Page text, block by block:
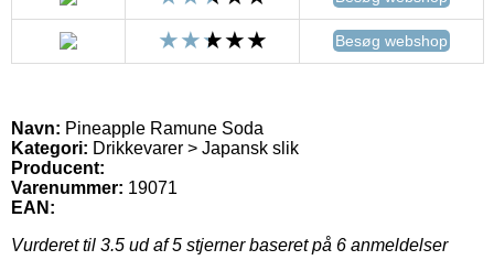
Besøg webshop
Navn: Pineapple Ramune Soda
Kategori: Drikkevarer > Japansk slik
Producent:
Varenummer: 19071
EAN:
Vurderet til 3.5 ud af 5 stjerner baseret på 6 anmeldelser